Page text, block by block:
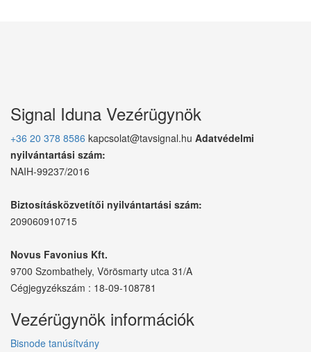
Signal Iduna Vezérügynök
+36 20 378 8586 kapcsolat@tavsignal.hu Adatvédelmi
nyilvántartási szám:
NAIH-99237/2016
Biztosításközvetítői nyilvántartási szám:
209060910715
Novus Favonius Kft.
9700 Szombathely, Vörösmarty utca 31/A
Cégjegyzékszám : 18-09-108781
Vezérügynök információk
Bisnode tanúsítvány